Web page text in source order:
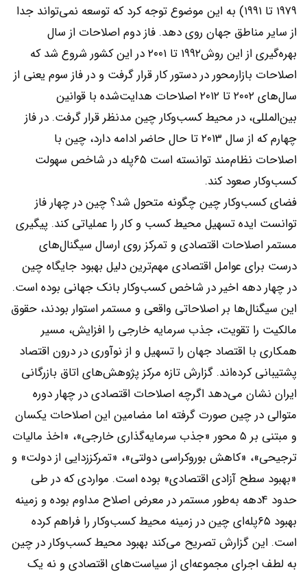
۱۹۷۹ تا ۱۹۹۱) به این موضوع توجه کرد که توسعه نمی‌تواند جدا
از سایر مناطق جهان روی دهد. فاز دوم اصلاحات از سال
بهره‌گیری از این روش۱۹۹۲ تا ۲۰۰۱ در این کشور شروع شد که
اصلاحات بازارمحور در دستور کار قرار گرفت و در فاز سوم یعنی از
سال‌های ۲۰۰۲ تا ۲۰۱۲ اصلاحات هدایت‌شده با قوانین
بین‌المللی، در محیط کسب‌و‌کار چین مدنظر قرار گرفت. در فاز
چهارم که از سال ۲۰۱۳ تا حال حاضر ادامه دارد، چین با
اصلاحات نظام‌مند توانسته است ۶۵پله در شاخص سهولت
کسب‌وکار صعود کند.
فضای کسب‌وکار چین چگونه متحول شد؟ چین در چهار فاز
توانست ایده تسهیل محیط کسب و کار را عملیاتی کند. پیگیری
مستمر اصلاحات اقتصادی و تمرکز روی ارسال سیگنال‌های
درست برای عوامل اقتصادی مهم‌ترین دلیل بهبود جایگاه چین
در چهار دهه اخیر در شاخص کسب‌وکار بانک جهانی بوده است.
این سیگنال‌ها بر اصلاحاتی واقعی و مستمر استوار بودند، حقوق
مالکیت را تقویت، جذب سرمایه خارجی را افزایش، مسیر
همکاری با اقتصاد جهان را تسهیل و از نوآوری در درون اقتصاد
پشتیبانی کرده‌اند. گزارش تازه مرکز پژوهش‌های اتاق بازرگانی
ایران نشان می‌دهد اگر‌چه اصلاحات اقتصادی در چهار دوره
متوالی در چین صورت گرفته اما مضامین این اصلاحات یکسان
و مبتنی بر ۵ محور «جذب سرمایه‌گذاری خارجی»، «اخذ مالیات
ترجیحی»، «کاهش بوروکراسی دولتی»، «تمرکززدایی از دولت» و
«بهبود سطح آزادی اقتصادی» بوده است. مواردی که در طی
حدود ۴دهه به‌طور مستمر در معرض اصلاح مداوم بوده و زمینه
بهبود ۶۵پله‌ای چین در زمینه محیط کسب‌و‌کار را فراهم کرده
است. این گزارش تصریح می‌کند بهبود محیط کسب‌و‌کار در چین
به لطف اجرای مجموعه‌ای از سیاست‌های اقتصادی و نه یک